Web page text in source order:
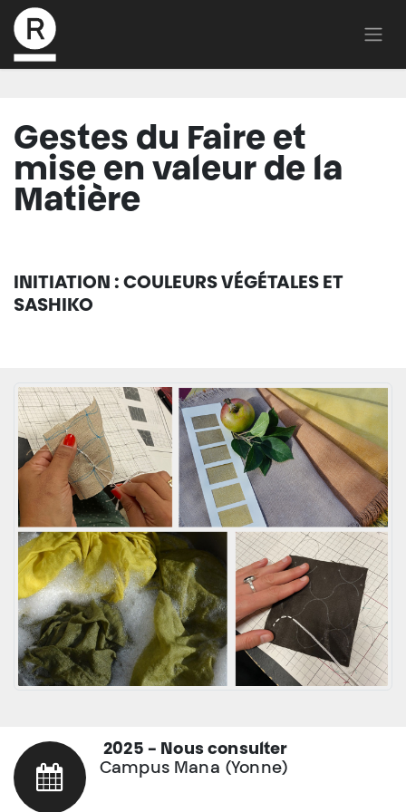
Gestes du Faire et
mise en valeur de la
Matière
INITIATION : COULEURS VÉGÉTALES ET
SASHIKO
2025 - Nous consulter
Campus Mana (Yonne)